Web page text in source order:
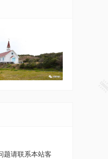
题请联系本站客